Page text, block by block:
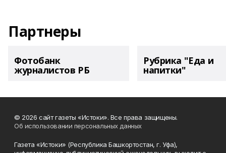
Партнеры
Фотобанк
журналистов РБ
Рубрика "Еда и
напитки"
© 2026 сайт газеты «Истоки». Все права защищены.
Об использовании персональных данных
Газета «Истоки» (Республика Башкортостан, г. Уфа),